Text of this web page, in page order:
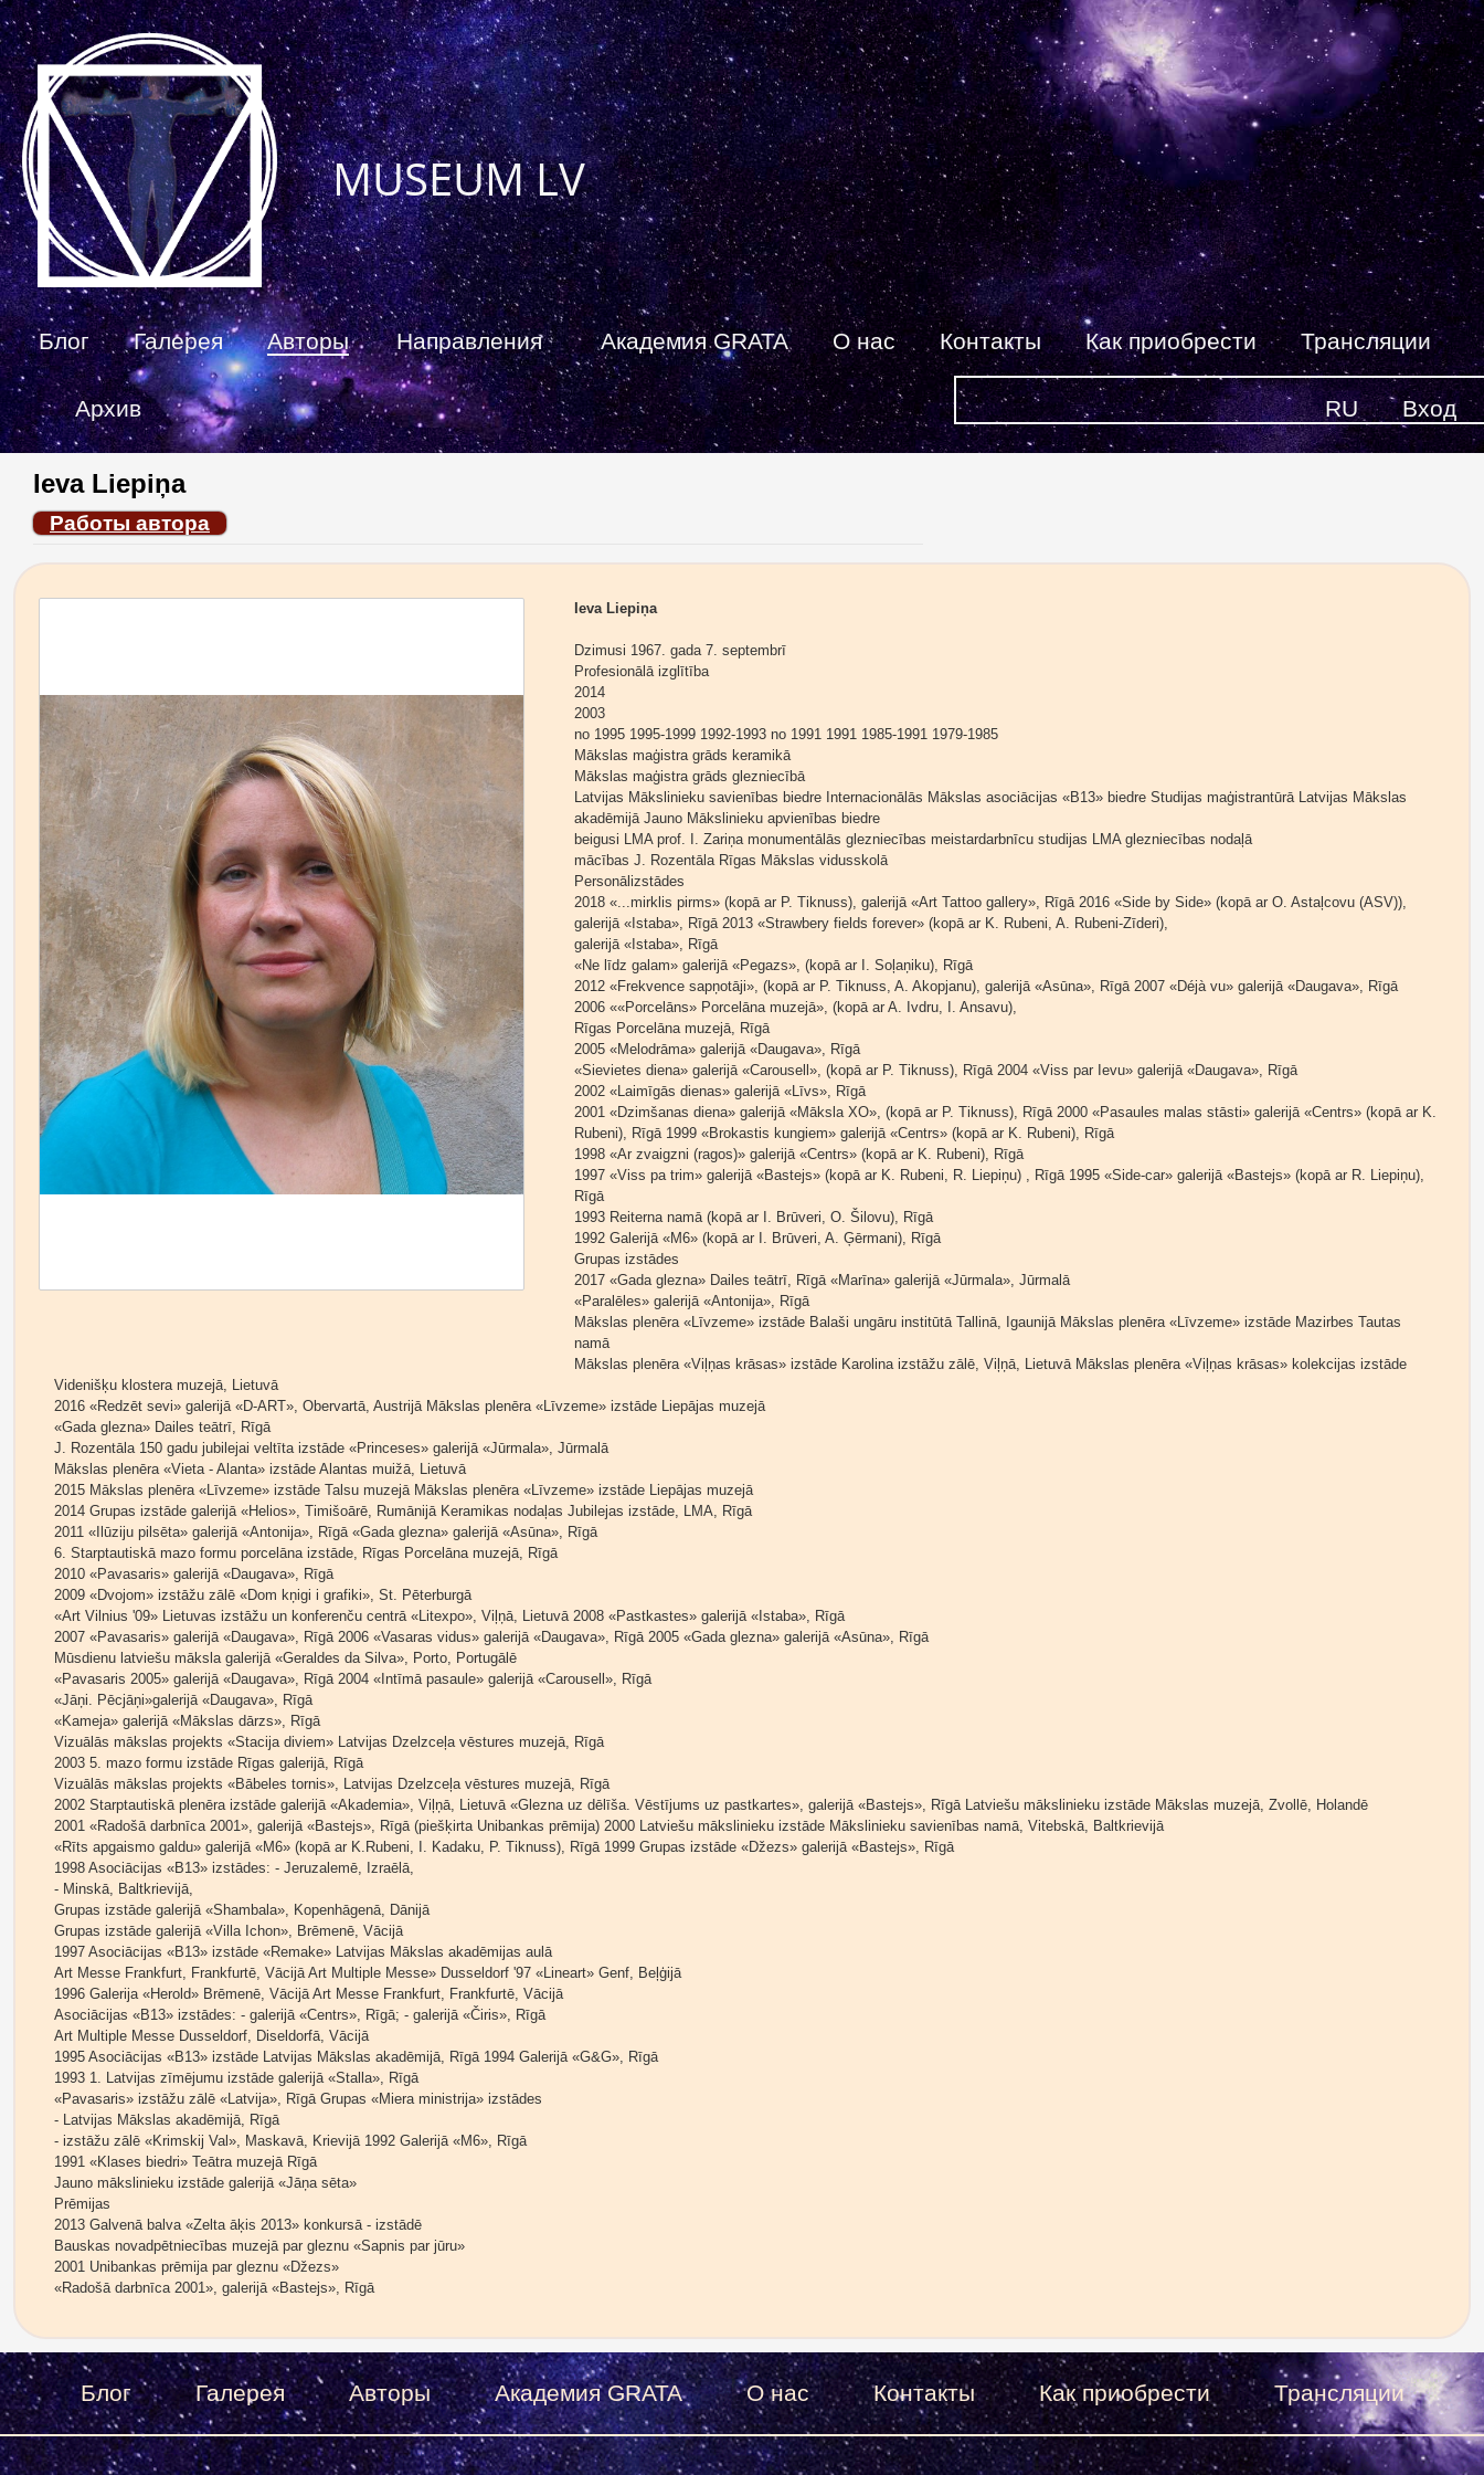
Блог Галерея Авторы Направления Академия GRATA О нас Контакты Как приобрести Трансляции
Архив Вход
RU
MUSEUM LV
Ieva Liepiņa
Работы автора
Ieva Liepiņa
Dzimusi 1967. gada 7. septembrī
Profesionālā izglītība
2014
2003
no 1995 1995-1999 1992-1993 no 1991 1991 1985-1991 1979-1985
Mākslas maģistra grāds keramikā
Mākslas maģistra grāds glezniecībā
Latvijas Mākslinieku savienības biedre Internacionālās Mākslas asociācijas «B13» biedre Studijas maģistrantūrā Latvijas Mākslas
akadēmijā Jauno Mākslinieku apvienības biedre
beigusi LMA prof. I. Zariņa monumentālās glezniecības meistardarbnīcu studijas LMA glezniecības nodaļā
mācības J. Rozentāla Rīgas Mākslas vidusskolā
Personālizstādes
2018 «...mirklis pirms» (kopā ar P. Tiknuss), galerijā «Art Tattoo gallery», Rīgā 2016 «Side by Side» (kopā ar O. Astaļcovu (ASV)),
galerijā «Istaba», Rīgā 2013 «Strawbery fields forever» (kopā ar K. Rubeni, A. Rubeni-Zīderi),
galerijā «Istaba», Rīgā
«Ne līdz galam» galerijā «Pegazs», (kopā ar I. Soļaņiku), Rīgā
2012 «Frekvence sapņotāji», (kopā ar P. Tiknuss, A. Akopjanu), galerijā «Asūna», Rīgā 2007 «Déjà vu» galerijā «Daugava», Rīgā
2006 ««Porcelāns» Porcelāna muzejā», (kopā ar A. Ivdru, I. Ansavu),
Rīgas Porcelāna muzejā, Rīgā
2005 «Melodrāma» galerijā «Daugava», Rīgā
«Sievietes diena» galerijā «Carousell», (kopā ar P. Tiknuss), Rīgā 2004 «Viss par Ievu» galerijā «Daugava», Rīgā
2002 «Laimīgās dienas» galerijā «Līvs», Rīgā
2001 «Dzimšanas diena» galerijā «Māksla XO», (kopā ar P. Tiknuss), Rīgā 2000 «Pasaules malas stāsti» galerijā «Centrs» (kopā ar K.
Rubeni), Rīgā 1999 «Brokastis kungiem» galerijā «Centrs» (kopā ar K. Rubeni), Rīgā
1998 «Ar zvaigzni (ragos)» galerijā «Centrs» (kopā ar K. Rubeni), Rīgā
1997 «Viss pa trim» galerijā «Bastejs» (kopā ar K. Rubeni, R. Liepiņu) , Rīgā 1995 «Side-car» galerijā «Bastejs» (kopā ar R. Liepiņu),
Rīgā
1993 Reiterna namā (kopā ar I. Brūveri, O. Šilovu), Rīgā
1992 Galerijā «M6» (kopā ar I. Brūveri, A. Ģērmani), Rīgā
Grupas izstādes
2017 «Gada glezna» Dailes teātrī, Rīgā «Marīna» galerijā «Jūrmala», Jūrmalā
«Paralēles» galerijā «Antonija», Rīgā
Mākslas plenēra «Līvzeme» izstāde Balaši ungāru institūtā Tallinā, Igaunijā Mākslas plenēra «Līvzeme» izstāde Mazirbes Tautas
namā
Mākslas plenēra «Viļņas krāsas» izstāde Karolina izstāžu zālē, Viļņā, Lietuvā Mākslas plenēra «Viļņas krāsas» kolekcijas izstāde
Videnišķu klostera muzejā, Lietuvā
2016 «Redzēt sevi» galerijā «D-ART», Obervartā, Austrijā Mākslas plenēra «Līvzeme» izstāde Liepājas muzejā
«Gada glezna» Dailes teātrī, Rīgā
J. Rozentāla 150 gadu jubilejai veltīta izstāde «Princeses» galerijā «Jūrmala», Jūrmalā
Mākslas plenēra «Vieta - Alanta» izstāde Alantas muižā, Lietuvā
2015 Mākslas plenēra «Līvzeme» izstāde Talsu muzejā Mākslas plenēra «Līvzeme» izstāde Liepājas muzejā
2014 Grupas izstāde galerijā «Helios», Timišoārē, Rumānijā Keramikas nodaļas Jubilejas izstāde, LMA, Rīgā
2011 «Ilūziju pilsēta» galerijā «Antonija», Rīgā «Gada glezna» galerijā «Asūna», Rīgā
6. Starptautiskā mazo formu porcelāna izstāde, Rīgas Porcelāna muzejā, Rīgā
2010 «Pavasaris» galerijā «Daugava», Rīgā
2009 «Dvojom» izstāžu zālē «Dom kņigi i grafiki», St. Pēterburgā
«Art Vilnius '09» Lietuvas izstāžu un konferenču centrā «Litexpo», Viļņā, Lietuvā 2008 «Pastkastes» galerijā «Istaba», Rīgā
2007 «Pavasaris» galerijā «Daugava», Rīgā 2006 «Vasaras vidus» galerijā «Daugava», Rīgā 2005 «Gada glezna» galerijā «Asūna», Rīgā
Mūsdienu latviešu māksla galerijā «Geraldes da Silva», Porto, Portugālē
«Pavasaris 2005» galerijā «Daugava», Rīgā 2004 «Intīmā pasaule» galerijā «Carousell», Rīgā
«Jāņi. Pēcjāņi»galerijā «Daugava», Rīgā
«Kameja» galerijā «Mākslas dārzs», Rīgā
Vizuālās mākslas projekts «Stacija diviem» Latvijas Dzelzceļa vēstures muzejā, Rīgā
2003 5. mazo formu izstāde Rīgas galerijā, Rīgā
Vizuālās mākslas projekts «Bābeles tornis», Latvijas Dzelzceļa vēstures muzejā, Rīgā
2002 Starptautiskā plenēra izstāde galerijā «Akademia», Viļņā, Lietuvā «Glezna uz dēlīša. Vēstījums uz pastkartes», galerijā «Bastejs», Rīgā Latviešu mākslinieku izstāde Mākslas muzejā, Zvollē, Holandē
2001 «Radošā darbnīca 2001», galerijā «Bastejs», Rīgā (piešķirta Unibankas prēmija) 2000 Latviešu mākslinieku izstāde Mākslinieku savienības namā, Vitebskā, Baltkrievijā
«Rīts apgaismo galdu» galerijā «M6» (kopā ar K.Rubeni, I. Kadaku, P. Tiknuss), Rīgā 1999 Grupas izstāde «Džezs» galerijā «Bastejs», Rīgā
1998 Asociācijas «B13» izstādes: - Jeruzalemē, Izraēlā,
- Minskā, Baltkrievijā,
Grupas izstāde galerijā «Shambala», Kopenhāgenā, Dānijā
Grupas izstāde galerijā «Villa Ichon», Brēmenē, Vācijā
1997 Asociācijas «B13» izstāde «Remake» Latvijas Mākslas akadēmijas aulā
Art Messe Frankfurt, Frankfurtē, Vācijā Art Multiple Messe» Dusseldorf '97 «Lineart» Genf, Beļģijā
1996 Galerija «Herold» Brēmenē, Vācijā Art Messe Frankfurt, Frankfurtē, Vācijā
Asociācijas «B13» izstādes: - galerijā «Centrs», Rīgā; - galerijā «Čiris», Rīgā
Art Multiple Messe Dusseldorf, Diseldorfā, Vācijā
1995 Asociācijas «B13» izstāde Latvijas Mākslas akadēmijā, Rīgā 1994 Galerijā «G&G», Rīgā
1993 1. Latvijas zīmējumu izstāde galerijā «Stalla», Rīgā
«Pavasaris» izstāžu zālē «Latvija», Rīgā Grupas «Miera ministrija» izstādes
- Latvijas Mākslas akadēmijā, Rīgā
- izstāžu zālē «Krimskij Val», Maskavā, Krievijā 1992 Galerijā «M6», Rīgā
1991 «Klases biedri» Teātra muzejā Rīgā
Jauno mākslinieku izstāde galerijā «Jāņa sēta»
Prēmijas
2013 Galvenā balva «Zelta āķis 2013» konkursā - izstādē
Bauskas novadpētniecības muzejā par gleznu «Sapnis par jūru»
2001 Unibankas prēmija par gleznu «Džezs»
«Radošā darbnīca 2001», galerijā «Bastejs», Rīgā
Блог Галерея Авторы Академия GRATA О нас Контакты Как приобрести Трансляции